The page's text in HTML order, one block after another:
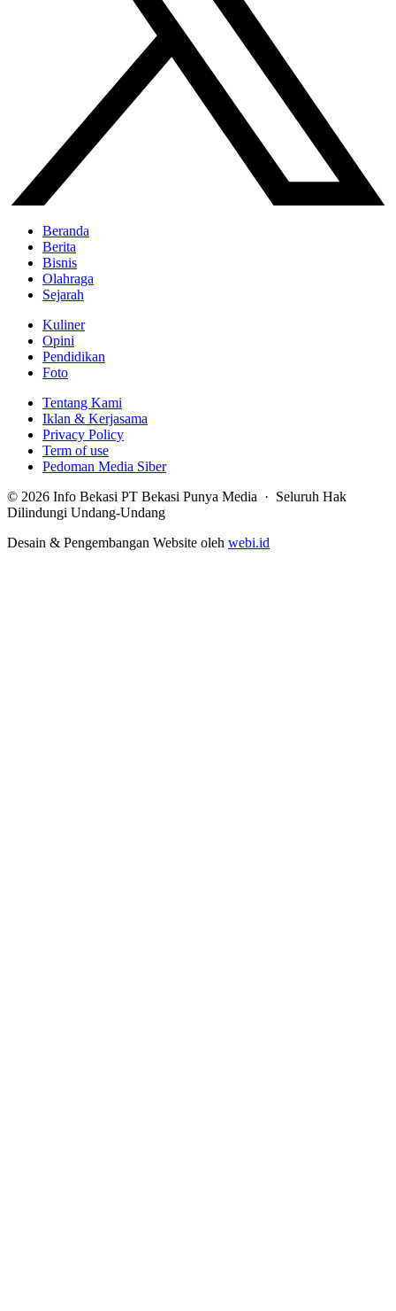
Beranda
Berita
Bisnis
Olahraga
Sejarah
Kuliner
Opini
Pendidikan
Foto
Tentang Kami
Iklan & Kerjasama
Privacy Policy
Term of use
Pedoman Media Siber
© 2026 Info Bekasi PT Bekasi Punya Media · Seluruh Hak
Dilindungi Undang-Undang
Desain & Pengembangan Website oleh webi.id